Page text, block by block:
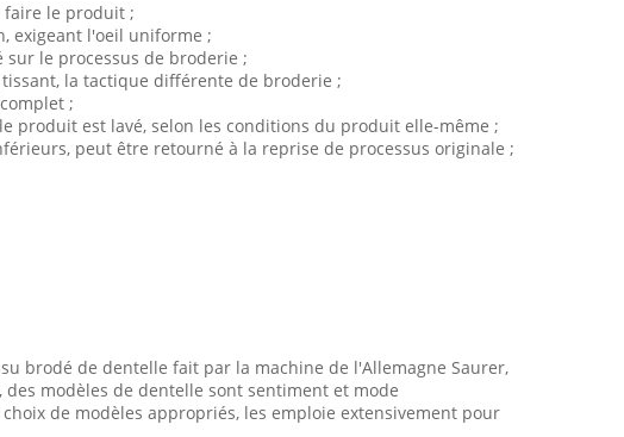
faire le produit ;
exigeant l'oeil uniforme ;
le processus de broderie ;
la tactique différente de broderie ;
;
produit est lavé, selon les conditions du produit elle-même ;
peut être retourné à la reprise de processus originale ;
brodé de dentelle fait par la machine de l'Allemagne Saurer,
modèles de dentelle sont sentiment et mode
de modèles appropriés, les emploie extensivement pour